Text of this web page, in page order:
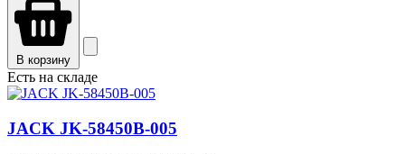
В корзину
Есть на складе
JACK JK-58450B-005